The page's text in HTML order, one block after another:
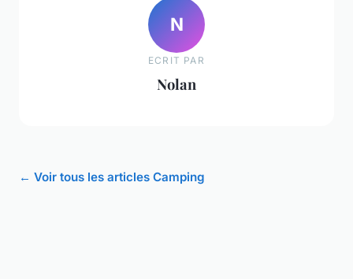
N
ECRIT PAR
Nolan
← Voir tous les articles Camping